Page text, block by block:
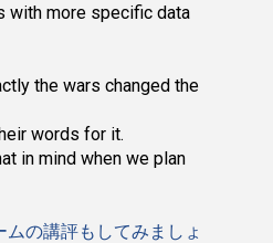
with more specific data
the wars changed the
words for it.
in mind when we plan
の講評もしてみましょ